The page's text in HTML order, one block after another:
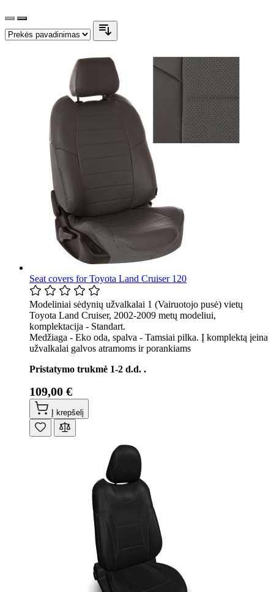
Seat covers for Toyota Land Cruiser 120
Modeliniai sėdynių užvalkalai 1 (Vairuotojo pusė) vietų
Toyota Land Cruiser, 2002-2009 metų modeliui,
komplektacija - Standart.
Medžiaga - Eko oda, spalva - Tamsiai pilka. Į komplektą įeina
užvalkalai galvos atramoms ir porankiams
Pristatymo trukmė 1-2 d.d. .
109,00 €
Į krepšelį